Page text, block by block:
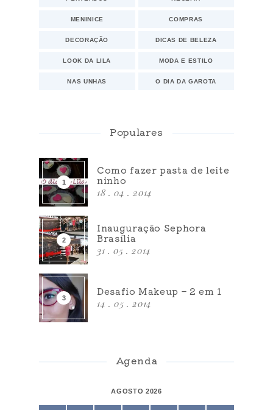
MENINICE COMPRAS
DECORAÇÃO DICAS DE BELEZA
LOOK DA LILA MODA E ESTILO
NAS UNHAS O DIA DA GAROTA
Populares
Como fazer pasta de leite
ninho
18 . 04 . 2014
Inauguração Sephora
Brasília
31 . 05 . 2014
Desafio Makeup – 2 em 1
14 . 05 . 2014
Agenda
AGOSTO 2026